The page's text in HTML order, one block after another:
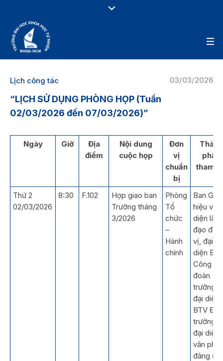
03/03/2026
Lịch công tác
“LỊCH SỬ DỤNG PHÒNG HỌP (Tuần
02/03/2026 đến 07/03/2026)”
Ngày Giờ
Địa
điểm
Nội dung
cuộc họp
Đơn
vị
chuẩn
bị
Thành
phần
tham
Thứ 2
02/03/2026
8:30 F.102
Họp giao ban
Trường tháng
3/2026
Phòng
Tổ
chức
–
Hành
chính
Ban
hiệu và
diện lãnh
đạo đơn
vị, đại
diện
Công
đoàn
trường,
đại diện
BTV
trường,
đại diện
văn
đảng ủy